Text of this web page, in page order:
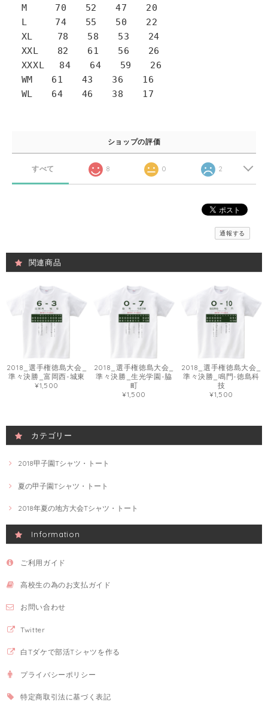
M 70 52 47 20
L 74 55 50 22
XL 78 58 53 24
XXL 82 61 56 26
XXXL 84 64 59 26
WM 61 43 36 16
WL 64 46 38 17
ショップの評価
すべて 8 0 2
通報する
関連商品
2018_選手権徳島大会_
準々決勝_富岡西-城東
¥1,500
2018_選手権徳島大会_
準々決勝_生光学園-脇
町
¥1,500
2018_選手権徳島大会_
準々決勝_鳴門-徳島科
技
¥1,500
カテゴリー
2018甲子園Tシャツ・トート
夏の甲子園Tシャツ・トート
2018年夏の地方大会Tシャツ・トート
Information
ご利用ガイド
高校生の為のお支払ガイド
お問い合わせ
Twitter
白Tダケで部活Tシャツを作る
プライバシーポリシー
特定商取引法に基づく表記